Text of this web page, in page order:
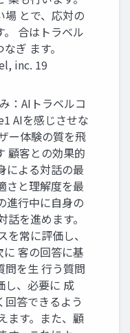
場 とで、応対の
合はトラベル
ぎ ます。
inc. 19
：AIトラベルコ
AIを感じさせな
ー体験の質を⾶
顧客との効果的
による対話の最
さと理解度を最
進⾏中に⾃⾝の
を進めます。
を常に評価し、
客の回答に基
問を⽣ ⾏う質問
し、必要に 成
回答できるよう
ます。また、顧